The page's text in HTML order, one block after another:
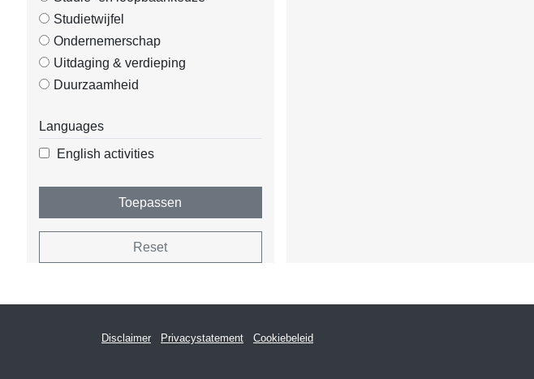
Studietwijfel
Ondernemerschap
Uitdaging & verdieping
Duurzaamheid
Languages
English activities
Toepassen
Reset
Disclaimer Privacystatement Cookiebeleid